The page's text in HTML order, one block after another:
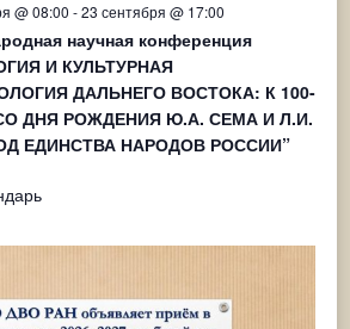
@ 08:00 -23 сентября @ 17:00
научная конференция
И КУЛЬТУРНАЯ
ДАЛЬНЕГО ВОСТОКА: К 100-
ДНЯ РОЖДЕНИЯ Ю.А. СЕМА И Л.И.
ЕДИНСТВА НАРОДОВ РОССИИ”